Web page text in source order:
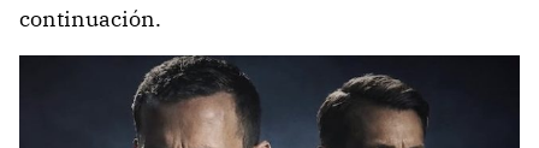
continuación.